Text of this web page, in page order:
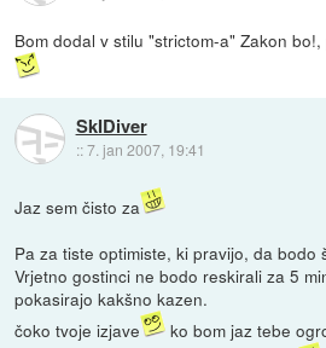
Bom dodal v stilu "strictom-a" Zakon
SkIDiver
::7. jan 2007, 19:41
Jaz sem čisto za
Pa za tiste optimiste, ki pravijo, da bodo
Vrjetno gostinci ne bodo reskirali za 5
pokasirajo kakšno kazen.
čoko tvoje izjave
ko bom jaz tebe